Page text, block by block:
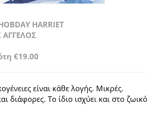
HARRIET
ΑΓΓΕΛΟΣ
€19.00
είναι κάθε λογής. Μικρές.
διάφορες. Το ίδιο ισχύει και στο ζωικό